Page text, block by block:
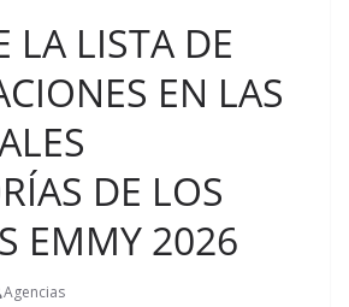
LA LISTA DE
EN LAS
DE LOS
EMMY 2026
Agencias